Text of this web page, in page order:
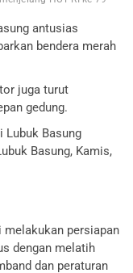
antusias
bendera merah
juga turut
gedung.
Lubuk Basung
Basung, Kamis,
melakukan persiapan
dengan melatih
dan peraturan